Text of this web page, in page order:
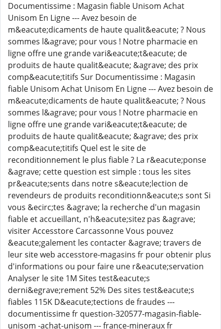
Documentissime : Magasin fiable Unisom Achat
Unisom En Ligne --- Avez besoin de
m&eacute;dicaments de haute qualit&eacute; ? Nous
sommes l&agrave; pour vous ! Notre pharmacie en
ligne offre une grande vari&eacute;t&eacute; de
produits de haute qualit&eacute; &agrave; des prix
comp&eacute;titifs Sur Documentissime : Magasin
fiable Unisom Achat Unisom En Ligne --- Avez besoin de
m&eacute;dicaments de haute qualit&eacute; ? Nous
sommes l&agrave; pour vous ! Notre pharmacie en
ligne offre une grande vari&eacute;t&eacute; de
produits de haute qualit&eacute; &agrave; des prix
comp&eacute;titifs Quel est le site de
reconditionnement le plus fiable ? La r&eacute;ponse
&agrave; cette question est simple : tous les sites
pr&eacute;sents dans notre s&eacute;lection de
revendeurs de produits reconditionn&eacute;s sont Si
vous &ecirc;tes &agrave; la recherche d'un magasin
fiable et accueillant, n'h&eacute;sitez pas &agrave;
visiter Accesstore Carcassonne Vous pouvez
&eacute;galement les contacter &agrave; travers de
leur site web accesstore-magasins fr pour obtenir plus
d'informations ou pour faire une r&eacute;servation
Analyser le site 1M Sites test&eacute;s
derni&egrave;rement 52% Des sites test&eacute;s
fiables 115K D&eacute;tections de fraudes ---
documentissime fr question-320577-magasin-fiable-
unisom -achat-unisom --- france-mineraux fr